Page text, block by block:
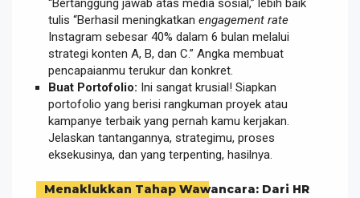
tulis “Berhasil meningkatkan engagement rate
Instagram sebesar 40% dalam 6 bulan melalui
strategi konten A, B, dan C.” Angka membuat
pencapaianmu terukur dan konkret.
Buat Portofolio: Ini sangat krusial! Siapkan
portofolio yang berisi rangkuman proyek atau
kampanye terbaik yang pernah kamu kerjakan.
Jelaskan tantangannya, strategimu, proses
eksekusinya, dan yang terpenting, hasilnya.
Menaklukkan Tahap Wawancara: Dari HR